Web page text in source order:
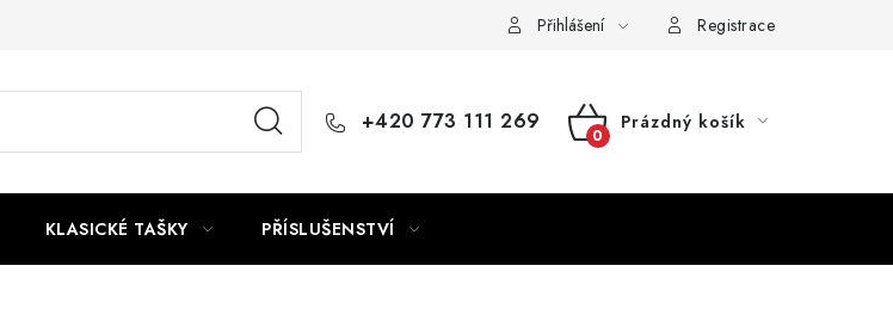
Přihlášení Registrace
+420 773 111 269
NÁKUPNÍ
Prázdný košík
KLASICKÉ TAŠKY PŘÍSLUŠENSTVÍ